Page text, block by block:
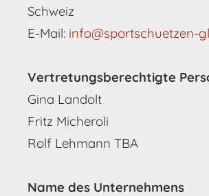
Schweiz
E-Mail: info@sportschuetzen-
Vertretungsberechtigte
Gina Landolt
Fritz Micheroli
Rolf Lehmann TBA
Name des Unternehmens